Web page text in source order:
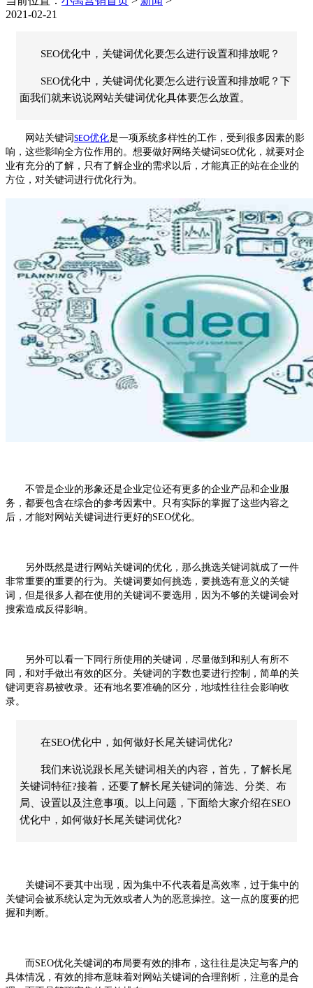
2021-02-21
SEO优化中，关键词优化要怎么进行设置和排放呢？
SEO优化中，关键词优化要怎么进行设置和排放呢？下
面我们就来说说网站关键词优化具体要怎么放置。
网站关键词SEO优化是一项系统多样性的工作，受到很多因素的影
响，这些影响全方位作用的。想要做好网络关键词SEO优化，就要对企
业有充分的了解，只有了解企业的需求以后，才能真正的站在企业的
方位，对关键词进行优化行为。
不管是企业的形象还是企业定位还有更多的企业产品和企业服
务，都要包含在综合的参考因素中。只有实际的掌握了这些内容之
后，才能对网站关键词进行更好的SEO优化。
另外既然是进行网站关键词的优化，那么挑选关键词就成了一件
非常重要的重要的行为。关键词要如何挑选，要挑选有意义的关键
词，但是很多人都在使用的关键词不要选用，因为不够的关键词会对
搜索造成反得影响。
另外可以看一下同行所使用的关键词，尽量做到和别人有所不
同，和对手做出有效的区分。关键词的字数也要进行控制，简单的关
键词更容易被收录。还有地名要准确的区分，地域性往往会影响收
录。
在SEO优化中，如何做好长尾关键词优化?
我们来说说跟长尾关键词相关的内容，首先，了解长尾
关键词特征?接着，还要了解长尾关键词的筛选、分类、布
局、设置以及注意事项。以上问题，下面给大家介绍在SEO
优化中，如何做好长尾关键词优化?
关键词不要其中出现，因为集中不代表着是高效率，过于集中的
关键词会被系统认定为无效或者人为的恶意操控。这一点的度要的把
握和判断。
而SEO优化关键词的布局要有效的排布，这往往是决定与客户的
具体情况，有效的排布意味着对网站关键词的合理剖析，注意的是合